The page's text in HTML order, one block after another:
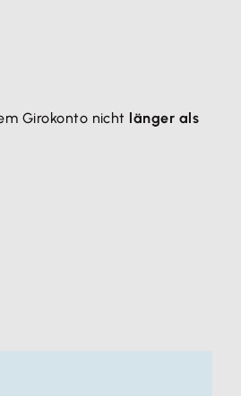
Girokonto nicht länger als